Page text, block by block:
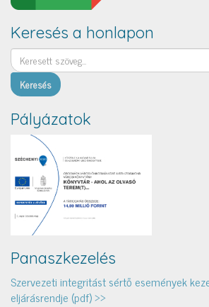
Keresés a honlapon
Keresés
Pályázatok
Panaszkezelés
Szervezeti integritást sértő események
eljárásrendje (pdf) >>